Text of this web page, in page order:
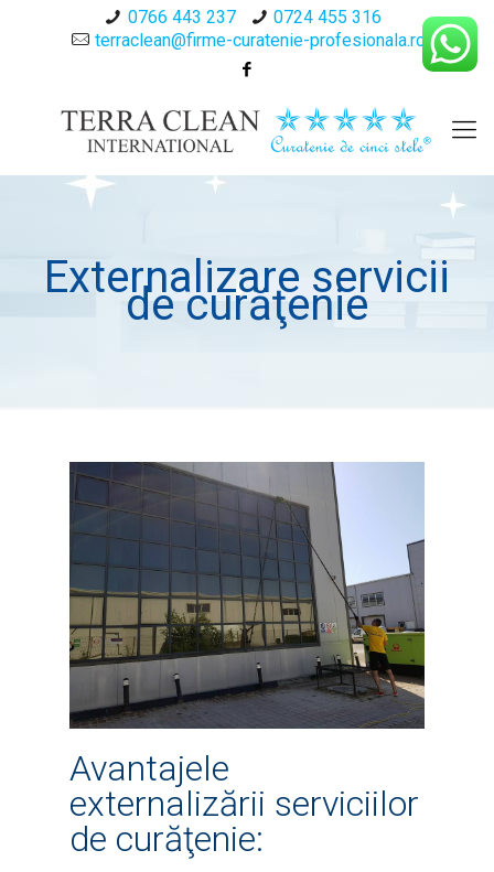
0766 443 237
0724 455 316
terraclean@firme-curatenie-profesionala.ro
Externalizare servicii
de curăţenie
Avantajele
externalizării serviciilor
de curăţenie: